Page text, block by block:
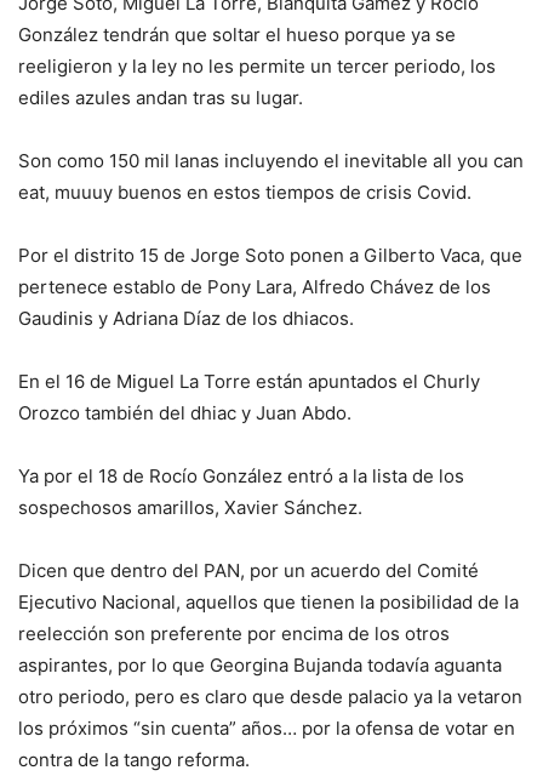
González tendrán que soltar el hueso porque ya se
reeligieron y la ley no les permite un tercer periodo, los
ediles azules andan tras su lugar.
Son como 150 mil lanas incluyendo el inevitable all you can
eat, muuuy buenos en estos tiempos de crisis Covid.
Por el distrito 15 de Jorge Soto ponen a Gilberto Vaca, que
pertenece establo de Pony Lara, Alfredo Chávez de los
Gaudinis y Adriana Díaz de los dhiacos.
En el 16 de Miguel La Torre están apuntados el Churly
Orozco también del dhiac y Juan Abdo.
Ya por el 18 de Rocío González entró a la lista de los
sospechosos amarillos, Xavier Sánchez.
Dicen que dentro del PAN, por un acuerdo del Comité
Ejecutivo Nacional, aquellos que tienen la posibilidad de la
reelección son preferente por encima de los otros
aspirantes, por lo que Georgina Bujanda todavía aguanta
otro periodo, pero es claro que desde palacio ya la vetaron
los próximos “sin cuenta” años… por la ofensa de votar en
contra de la tango reforma.